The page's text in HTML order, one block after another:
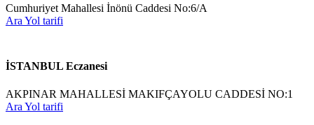
Cumhuriyet Mahallesi İnönü Caddesi No:6/A
Ara Yol tarifi
İSTANBUL Eczanesi
AKPINAR MAHALLESİ MAKIFÇAYOLU CADDESİ NO:1
Ara Yol tarifi